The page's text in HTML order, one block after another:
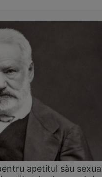
apetitul său